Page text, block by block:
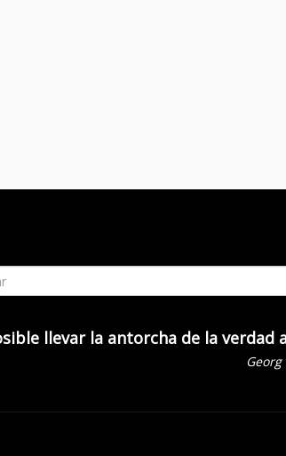
llevar la antorcha de la